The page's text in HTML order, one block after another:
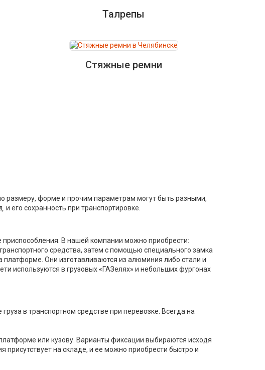
Талрепы
Стяжные ремни
размеру, форме и прочим параметрам могут быть разными,
его сохранность при транспортировке.
В нашей компании можно приобрести:
средства, затем с помощью специального замка
Они изготавливаются из алюминия либо стали и
используются в грузовых «ГАЗелях» и небольших фургонах
в транспортном средстве при перевозке. Всегда на
или кузову. Варианты фиксации выбираются исходя
присутствует на складе, и ее можно приобрести быстро и